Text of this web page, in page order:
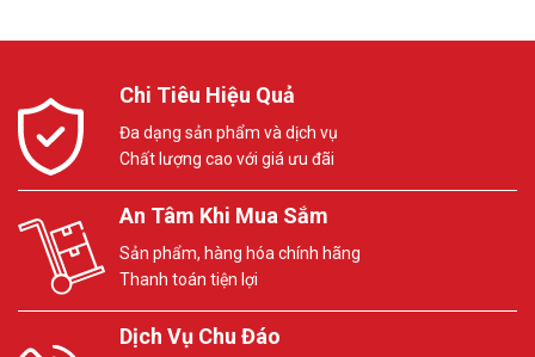
nhất. Cam kết hàng chính hãng, bảo hành đầy đủ theo tiêu chuẩn
nhà sản xuất.
Camera TandemVu Hikvision DS-2SE2C400MWG-E/14HUN là giải
pháp 2 ống kính 4MP hiếm có trên thị trường. Vừa bao quát toàn
Liên hệ Vũ Hoàng Telecom hơn 16 năm kinh nghiệm để được tư
vấn và lắp đặt đúng chuẩn. Gọi tư vấn miễn phí hoặc Khảo sát tận
nơi để nhận báo giá camera speed dome Hikvision tốt nhất hôm
nay! Tham khảo thêm thông tin tại
Chi Tiêu Hiệu Quả
Đa dạng sản phẩm và dịch vụ
Chất lượng cao với giá ưu đãi
An Tâm Khi Mua Sắm
Sản phẩm, hàng hóa chính hãng
Thanh toán tiện lợi
Dịch Vụ Chu Đáo